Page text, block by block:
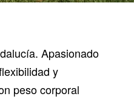
Apasionado
y
peso corporal